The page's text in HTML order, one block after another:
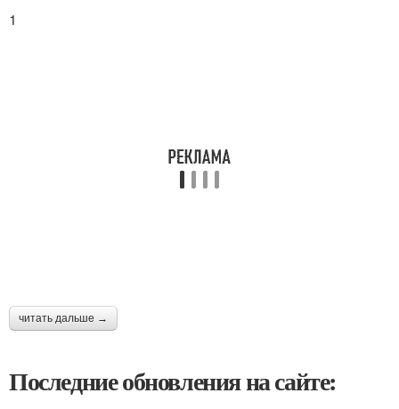
1
читать дальше →
Последние обновления на сайте: